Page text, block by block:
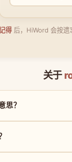
得 后，HiWord 会按遗
关于
思？